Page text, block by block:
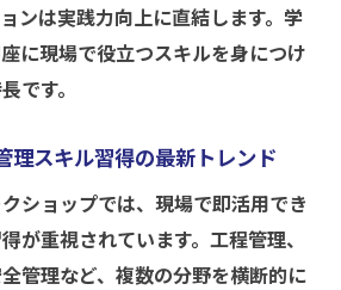
ンは実践力向上に直結します。学
に現場で役立つスキルを身につけ
です。
理スキル習得の最新トレンド
ショップでは、現場で即活用でき
が重視されています。工程管理、
管理など、複数の分野を横断的に